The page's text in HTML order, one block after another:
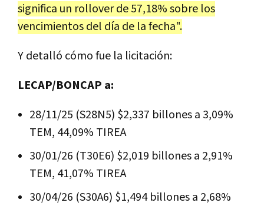
significa un rollover de 57,18% sobre los
vencimientos del día de la fecha".
Y detalló cómo fue la licitación:
LECAP/BONCAP a:
28/11/25 (S28N5) $2,337 billones a 3,09%
TEM, 44,09% TIREA
30/01/26 (T30E6) $2,019 billones a 2,91%
TEM, 41,07% TIREA
30/04/26 (S30A6) $1,494 billones a 2,68%